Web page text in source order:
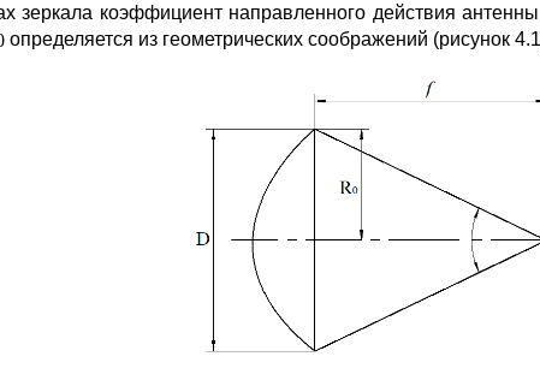
зеркала коэффициент направленного действия
определяется из геометрических соображений (рисунок